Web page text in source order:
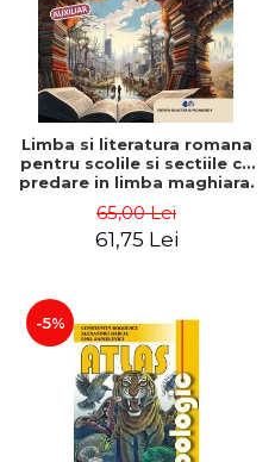
Limba si literatura romana
pentru scolile si sectiile cu
predare in limba maghiara.
Nationala clasele a VII-a si
a VIII-a - Liana Cecilia
65,00 Lei
61,75 Lei
-5%